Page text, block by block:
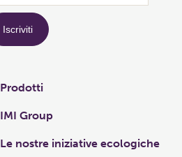
Prodotti
IMI Group
Le nostre iniziative ecologiche